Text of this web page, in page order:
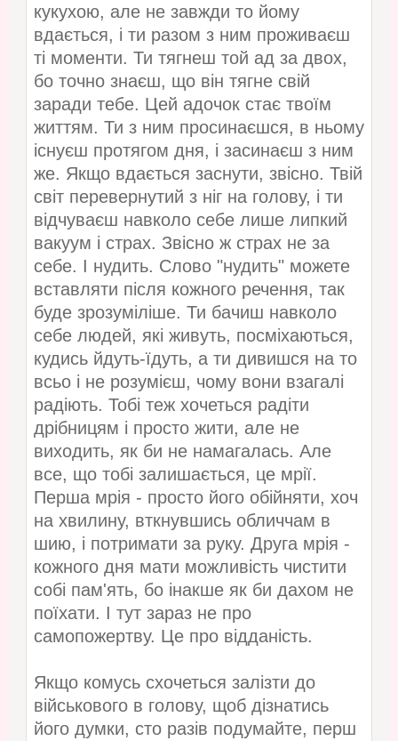
кукухою, але не завжди то йому
вдається, і ти разом з ним проживаєш
ті моменти. Ти тягнеш той ад за двох,
бо точно знаєш, що він тягне свій
заради тебе. Цей адочок стає твоїм
життям. Ти з ним просинаєшся, в ньому
існуєш протягом дня, і засинаєш з ним
же. Якщо вдається заснути, звісно. Твій
світ перевернутий з ніг на голову, і ти
відчуваєш навколо себе лише липкий
вакуум і страх. Звісно ж страх не за
себе. І нудить. Слово "нудить" можете
вставляти після кожного речення, так
буде зрозуміліше. Ти бачиш навколо
себе людей, які живуть, посміхаються,
кудись йдуть-їдуть, а ти дивишся на то
всьо і не розумієш, чому вони взагалі
радіють. Тобі теж хочеться радіти
дрібницям і просто жити, але не
виходить, як би не намагалась. Але
все, що тобі залишається, це мрії.
Перша мрія - просто його обійняти, хоч
на хвилину, вткнувшись обличчам в
шию, і потримати за руку. Друга мрія -
кожного дня мати можливість чистити
собі пам'ять, бо інакше як би дахом не
поїхати. І тут зараз не про
самопожертву. Це про відданість.
Якщо комусь схочеться залізти до
військового в голову, щоб дізнатись
його думки, сто разів подумайте, перш